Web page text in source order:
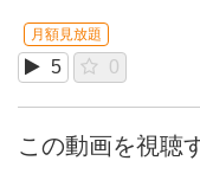
月額見放題
5 0
この動画を視聴